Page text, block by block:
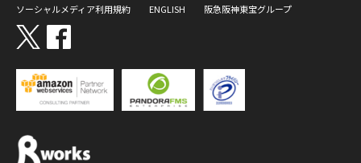
ソーシャルメディア利用規約 ENGLISH 阪急阪神東宝グループ